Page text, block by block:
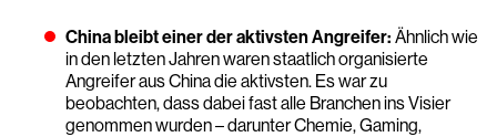
China bleibt einer der aktivsten Angreifer: Ähnlich wie
in den letzten Jahren waren staatlich organisierte
Angreifer aus China die aktivsten. Es war zu
beobachten, dass dabei fast alle Branchen ins Visier
genommen wurden – darunter Chemie, Gaming,